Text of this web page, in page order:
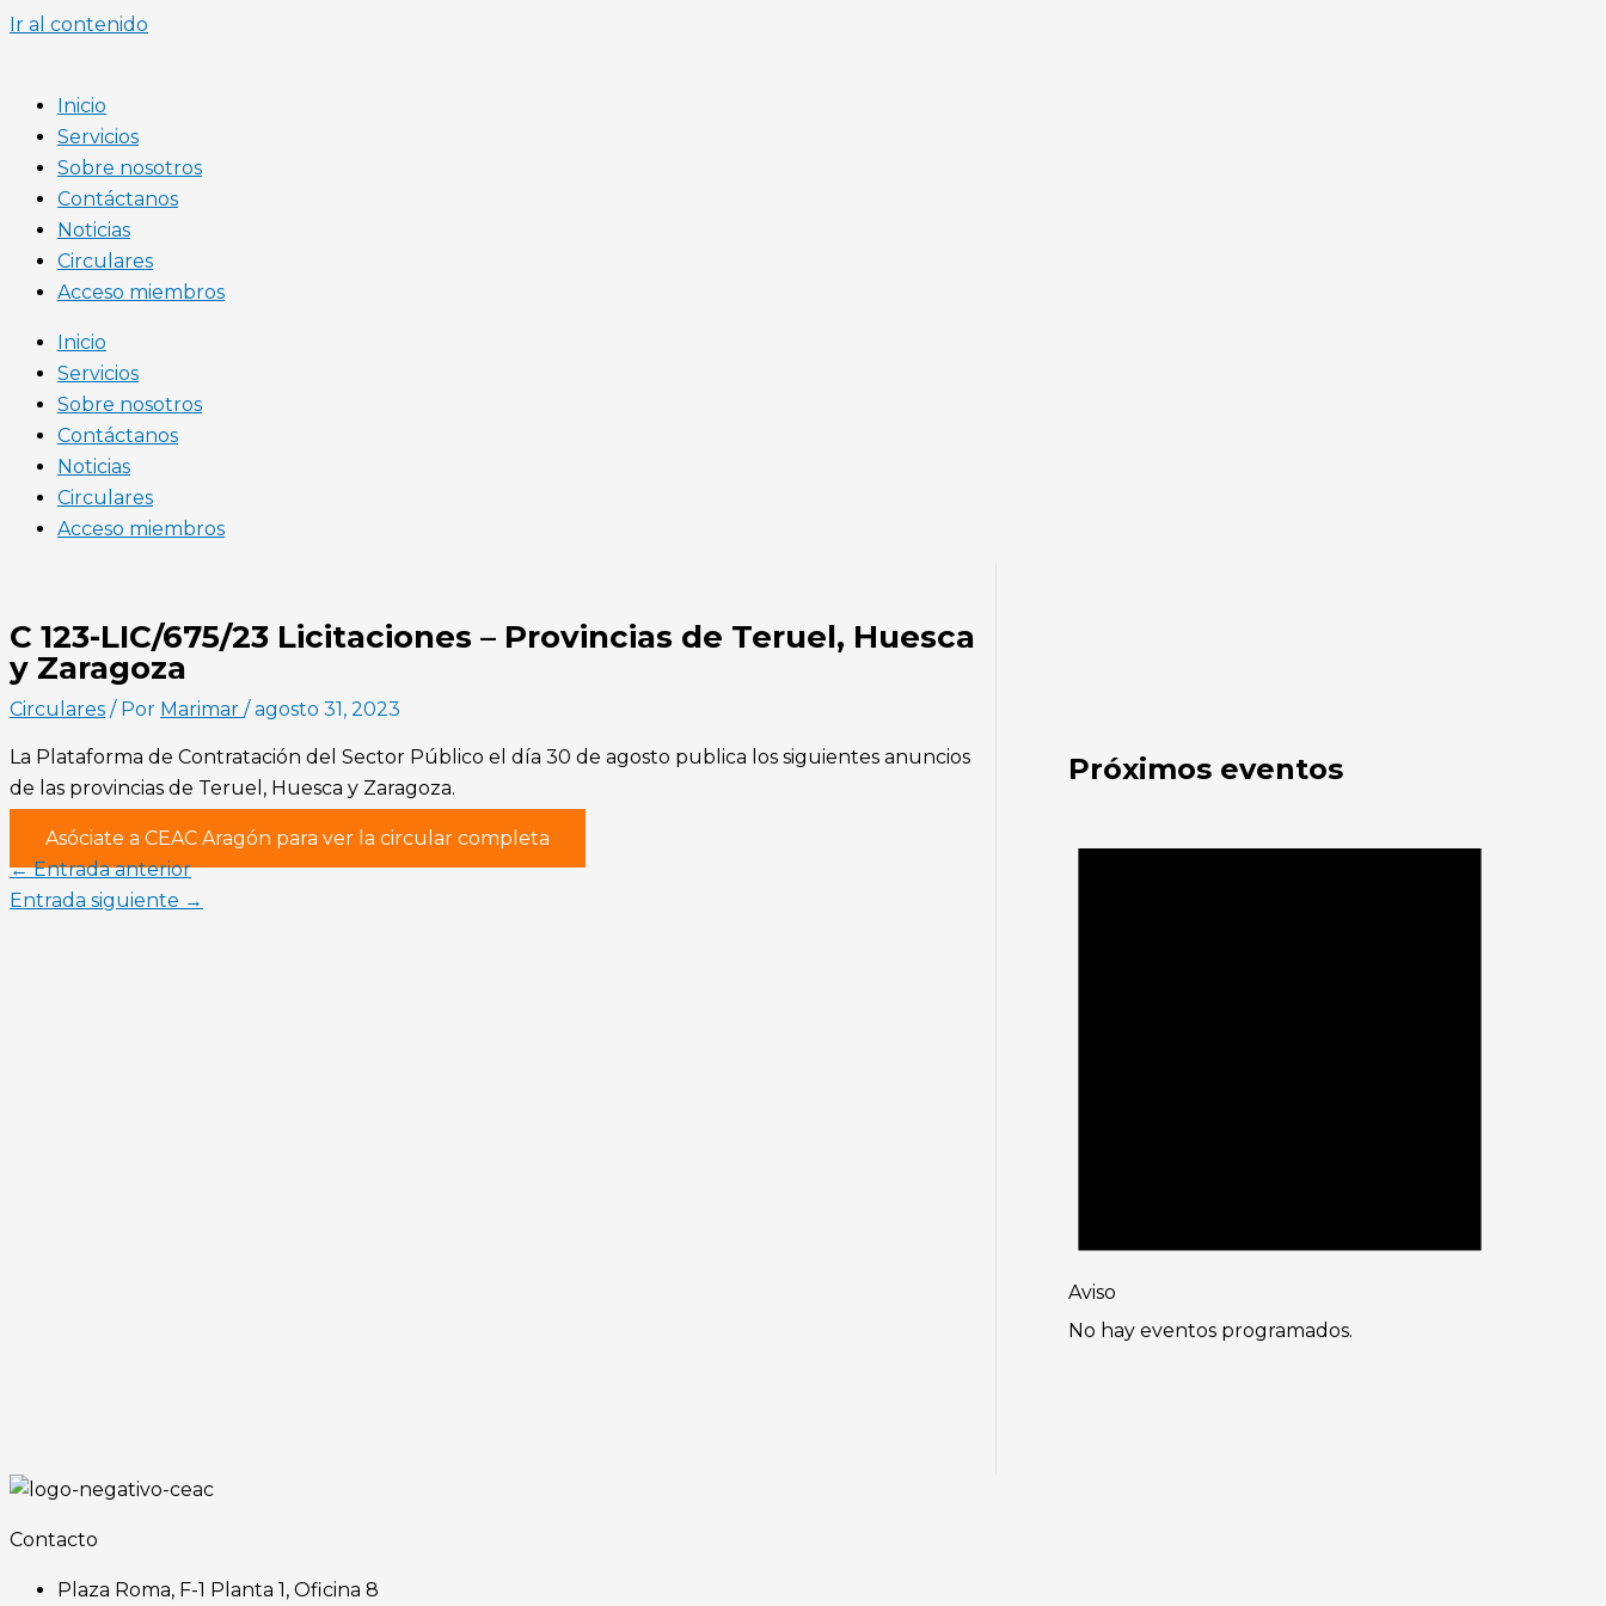
Ir al contenido
Inicio
Servicios
Sobre nosotros
Contáctanos
Noticias
Circulares
Acceso miembros
Inicio
Servicios
Sobre nosotros
Contáctanos
Noticias
Circulares
Acceso miembros
C 123-LIC/675/23 Licitaciones – Provincias de Teruel, Huesca
y Zaragoza
Circulares / Por Marimar /agosto 31, 2023
La Plataforma de Contratación del Sector Público el día 30 de agosto publica los siguientes anuncios
de las provincias de Teruel, Huesca y Zaragoza.
Asóciate a CEAC Aragón para ver la circular completa
←Entrada anterior
Entrada siguiente →
Próximos eventos
Aviso
No hay eventos programados.
Contacto
Plaza Roma, F-1 Planta 1, Oficina 8